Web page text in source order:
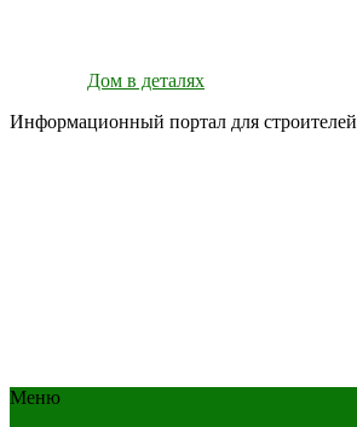
Дом в деталях
Информационный портал для строителей
Меню